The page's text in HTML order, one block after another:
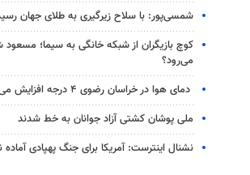
شمسی‌پور: با سلاح زیرگیری به طلای جهان
کوچ بازیگران از شبکه خانگی به سیما؛
می‌رود؟
دمای هوا در خراسان رضوی ۴ درجه افزایش می یابد
ملی پوشان کشتی آزاد جوانان به خط شدند
نشنال اینترست: آمریکا برای جنگ پهپادی